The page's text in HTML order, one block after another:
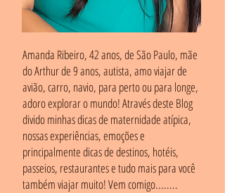
Amanda Ribeiro, 42 anos, de São Paulo, mãe
do Arthur de 9 anos, autista, amo viajar de
avião, carro, navio, para perto ou para longe,
adoro explorar o mundo! Através deste Blog
divido minhas dicas de maternidade atípica,
nossas experiências, emoções e
principalmente dicas de destinos, hotéis,
passeios, restaurantes e tudo mais para você
também viajar muito! Vem comigo........